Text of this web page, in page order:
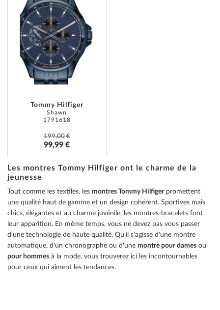
Tommy Hilfiger
Shawn
1791618
199,00 €
99,99 €
LISTE
Les montres Tommy Hilfiger ont le charme de la
jeunesse
Tout comme les textiles, les montres Tommy Hilfigerpromettent
une qualité haut de gamme et un design cohérent. Sportives mais
chics, élégantes et au charme juvénile, les montres-bracelets font
leur apparition. En même temps, vous ne devez pas vous passer
d'une technologie de haute qualité. Qu'il s'agisse d'une montre
automatique, d'un chronographe ou d'une montre pour dames ou
pour hommes à la mode, vous trouverez ici les incontournables
pour ceux qui aiment les tendances.